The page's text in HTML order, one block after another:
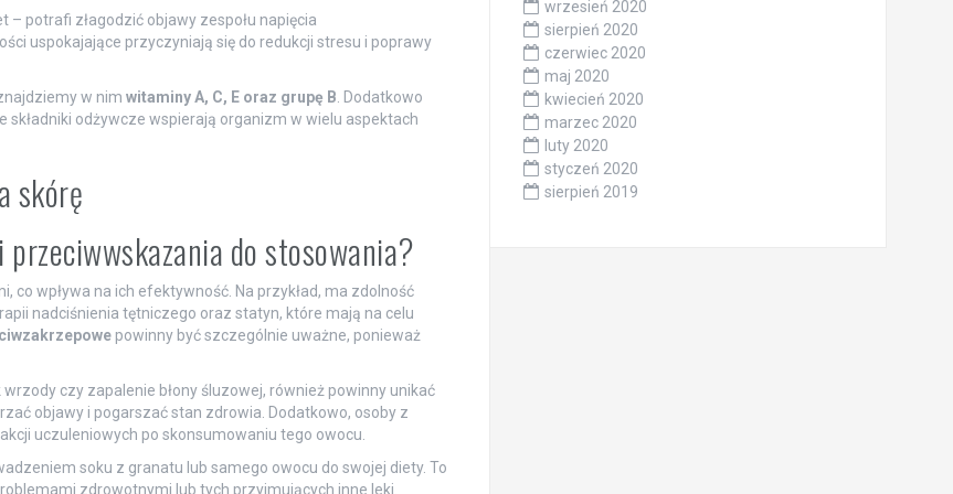
potrafi złagodzić objawy zespołu napięcia
uspokajające przyczyniają się do redukcji stresu i poprawy
w nim witaminy A, C, E oraz grupę B. Dodatkowo
składniki odżywcze wspierają organizm w wielu aspektach
skórę
do stosowania?
co wpływa na ich efektywność. Na przykład, ma zdolność
nadciśnienia tętniczego oraz statyn, które mają na celu
powinny być szczególnie uważne, ponieważ
czy zapalenie błony śluzowej, również powinny unikać
objawy i pogarszać stan zdrowia. Dodatkowo, osoby z
uczuleniowych po skonsumowaniu tego owocu.
soku z granatu lub samego owocu do swojej diety. To
zdrowotnymi lub tych przyjmujących inne leki.
wrzesień 2020
sierpień 2020
czerwiec 2020
maj 2020
kwiecień 2020
marzec 2020
luty 2020
styczeń 2020
sierpień 2019